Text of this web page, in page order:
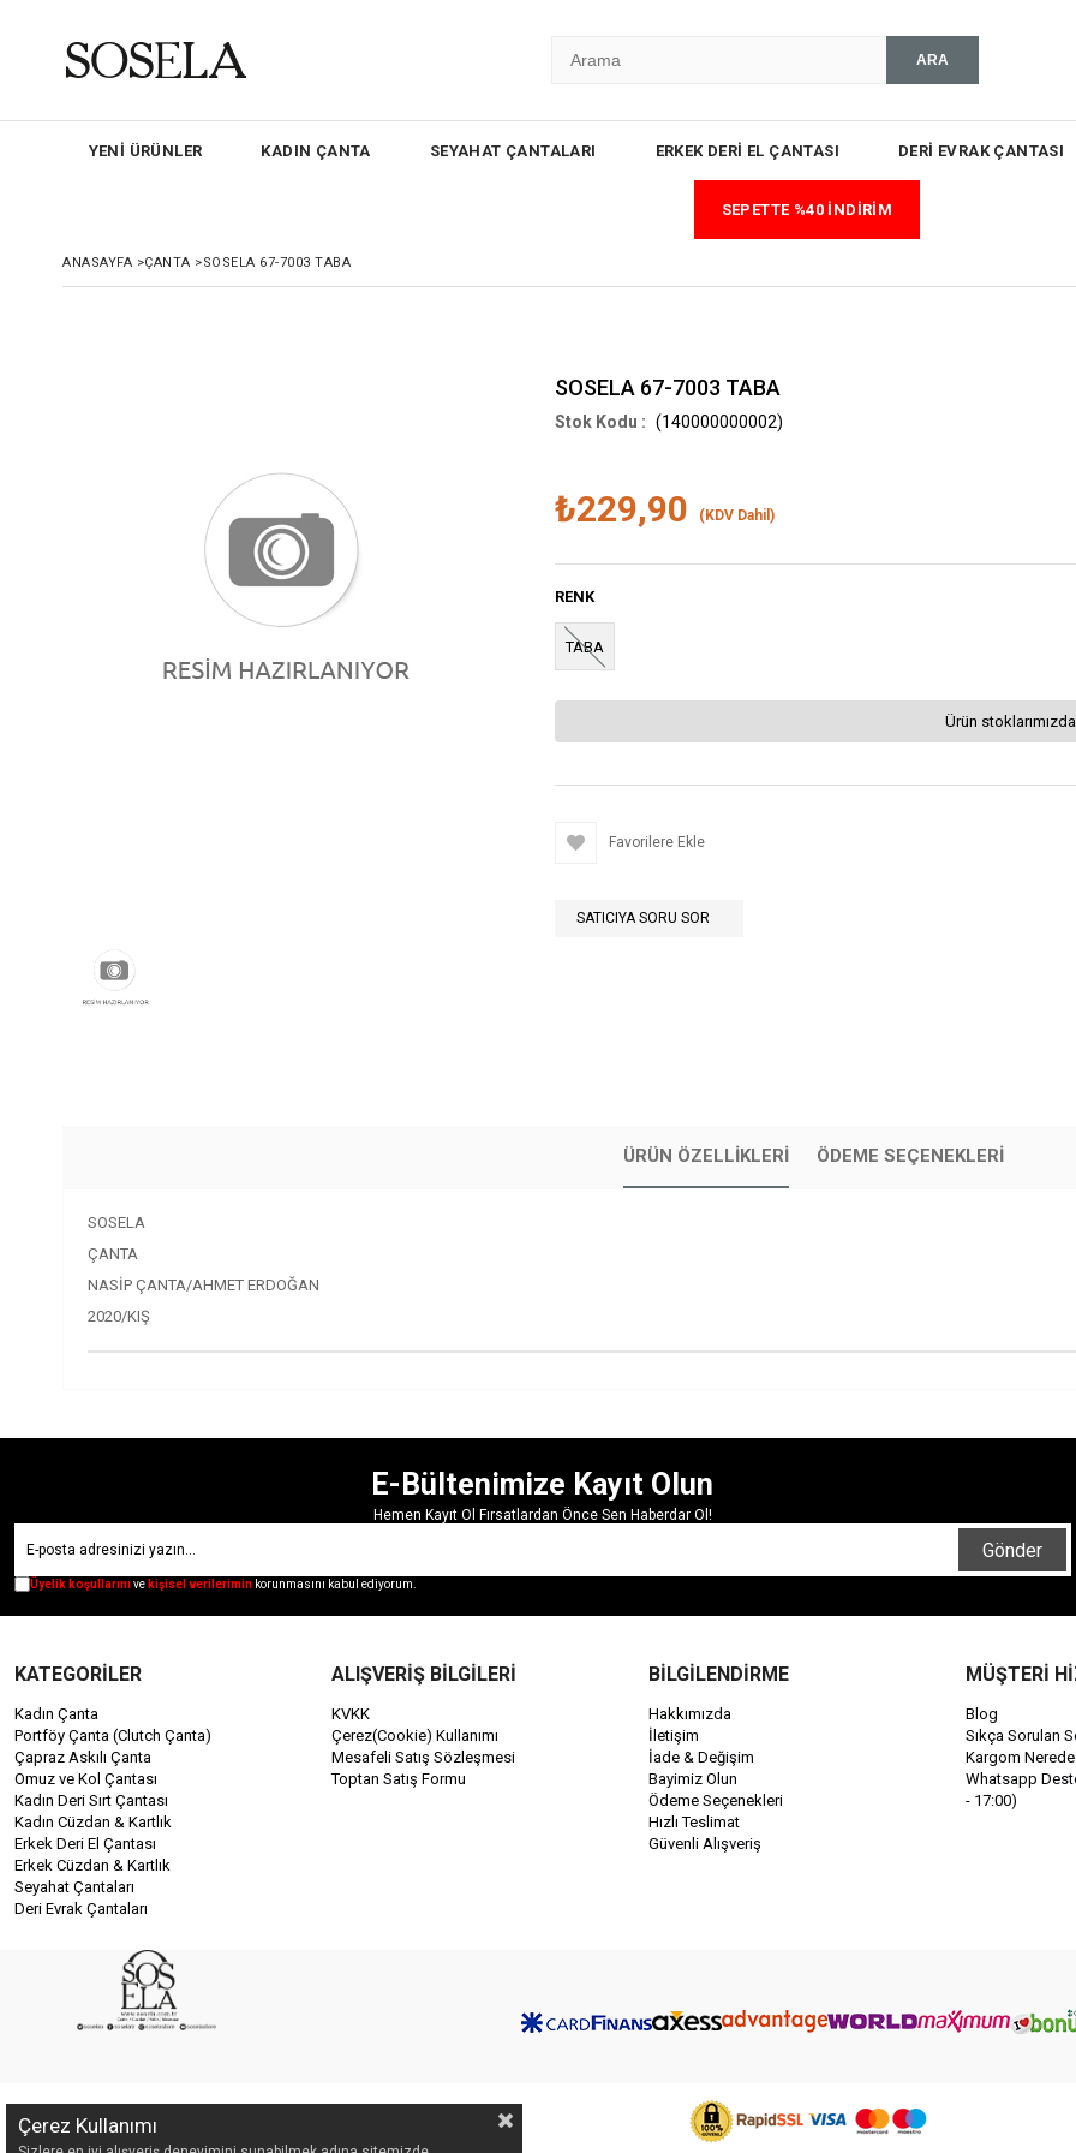
YENİ ÜRÜNLER KADIN ÇANTA SEYAHAT ÇANTALARI ERKEK DERİ EL ÇANTASI DERİ EVRAK ÇANTASI
SEPETTE %40 İNDİRİM
ANASAYFA >ÇANTA >SOSELA 67-7003 TABA
SOSELA 67-7003 TABA
(140000000002)
₺229,90 (KDV Dahil)
RENK
TABA
Ürün
Favorilere Ekle
SATICIYA SORU SOR
ÜRÜN ÖZELLIKLERI ÖDEME SEÇENEKLERI
SOSELA
ÇANTA
NASİP ÇANTA/AHMET ERDOĞAN
2020/KIŞ
E-Bültenimize Kayıt Olun
Hemen Kayıt Ol Fırsatlardan Önce Sen Haberdar Ol!
Gönder
Üyelik koşullarınıve kişisel verilerimin korunmasını kabul ediyorum.
KATEGORİLER
Kadın Çanta
Portföy Çanta (Clutch Çanta)
Çapraz Askılı Çanta
Omuz ve Kol Çantası
Kadın Deri Sırt Çantası
Kadın Cüzdan & Kartlık
Erkek Deri El Çantası
Erkek Cüzdan & Kartlık
Seyahat Çantaları
Deri Evrak Çantaları
ALIŞVERİŞ BİLGİLERİ
KVKK
Çerez(Cookie) Kullanımı
Mesafeli Satış Sözleşmesi
Toptan Satış Formu
BİLGİLENDİRME
Hakkımızda
İletişim
İade & Değişim
Bayimiz Olun
Ödeme Seçenekleri
Hızlı Teslimat
Güvenli Alışveriş
MÜŞTERİ
Blog
Sıkça Sorulan
Kargom
Whatsapp
- 17:00)
Çerez Kullanımı